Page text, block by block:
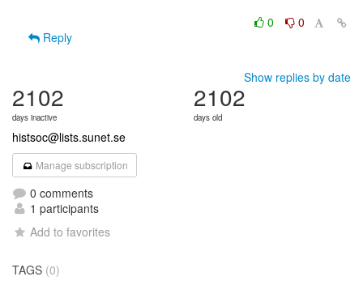
0
0
Reply
Show replies by date
2102
days inactive
2102
days old
histsoc@lists.sunet.se
Manage subscription
0 comments
1 participants
Add to favorites
TAGS (0)